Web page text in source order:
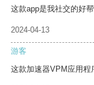
这款app是我社交的好
2024-04-13
游客
这款加速器VPM应用程